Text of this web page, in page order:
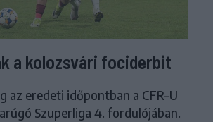
a kolozsvári fociderbit
az eredeti időpontban a CFR–U
Szuperliga 4. fordulójában.